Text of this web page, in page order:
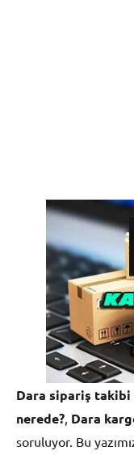
Dara sipariş takibi
nerede?, Dara
soruluyor. Bu